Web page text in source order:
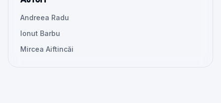
Andreea Radu
Ionut Barbu
Mircea Aiftincăi